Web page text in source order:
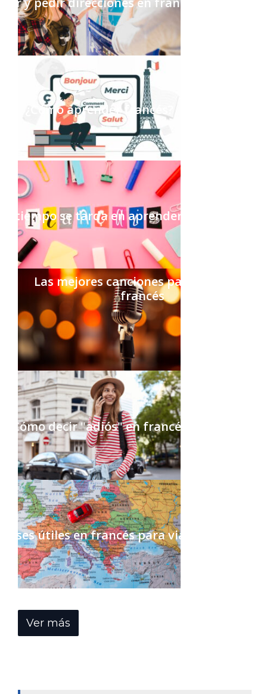
¿Cómo aprender francés?
tiempo se tarda en aprender francés?
Las mejores canciones para aprender
francés
Cómo decir "adiós" en francés
útiles en francés para viajar
Ver más